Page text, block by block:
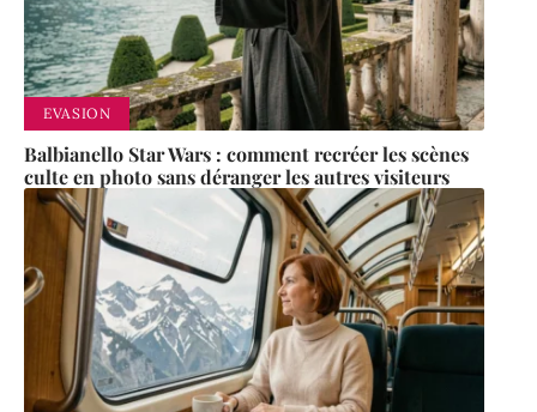
EVASION
Balbianello Star Wars : comment recréer les scènes
culte en photo sans déranger les autres visiteurs